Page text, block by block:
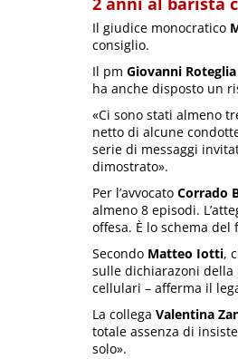
Il giudice monocratico
consiglio.
Il pm Giovanni Roteglia
ha anche disposto un
«Ci sono stati almeno
netto di alcune
serie di messaggi
dimostrato».
Per l’avvocato Corrado
almeno 8 episodi.
offesa. È lo schema
Secondo Matteo Iotti,
sulle dichiarazoni della
cellulari – afferma il
La collega Valentina
totale assenza di
solo».